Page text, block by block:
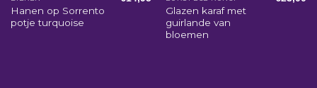
Hanen op Sorrento
potje turquoise
Glazen karaf met
guirlande van
bloemen